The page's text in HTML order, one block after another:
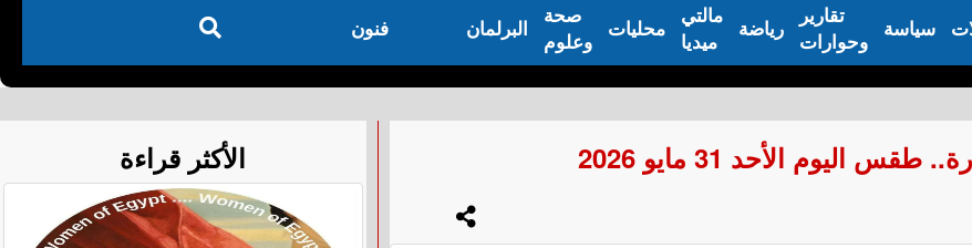
فنون البرلمان
صحة
وعلوم
محليات
مالتي
ميديا
رياضة
تقارير
وحوارات
سياسة
الأحد 31 مايو 2026 الأكثر قراءة